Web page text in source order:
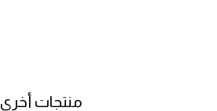
منتجات أخرى